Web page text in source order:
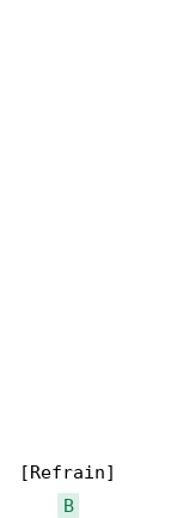
[Refrain]
B